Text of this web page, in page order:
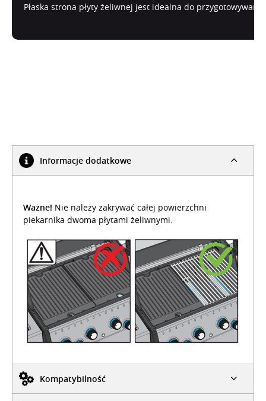
Płaska strona płyty żeliwnej jest idealna do
Informacje dodatkowe
Ważne! Nie należy zakrywać całej powierzchni
piekarnika dwoma płytami żeliwnymi.
Kompatybilność